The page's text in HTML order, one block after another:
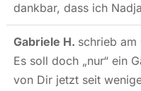
dankbar, dass ich
Gabriele H. schrieb am
Es soll doch „nur“ ein
von Dir jetzt seit